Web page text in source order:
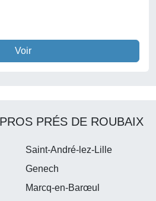
Voir
PRÉS DE ROUBAIX
Saint-André-lez-Lille
Genech
Marcq-en-Barœul